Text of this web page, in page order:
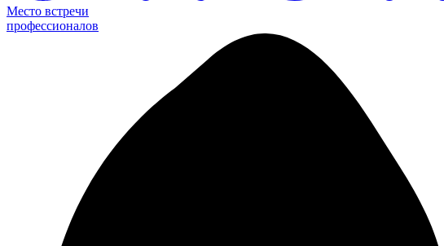
Место встречи
профессионалов